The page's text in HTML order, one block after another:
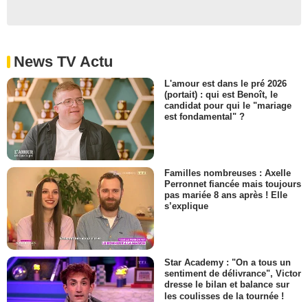
News TV Actu
L'amour est dans le pré 2026
(portait) : qui est Benoît, le
candidat pour qui le "mariage
est fondamental" ?
Familles nombreuses : Axelle
Perronnet fiancée mais toujours
pas mariée 8 ans après ! Elle
s’explique
Star Academy : "On a tous un
sentiment de délivrance", Victor
dresse le bilan et balance sur
les coulisses de la tournée !